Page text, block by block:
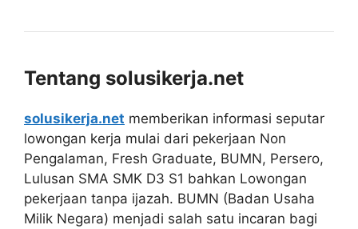
Tentang solusikerja.net
solusikerja.net memberikan informasi seputar
lowongan kerja mulai dari pekerjaan Non
Pengalaman, Fresh Graduate, BUMN, Persero,
Lulusan SMA SMK D3 S1 bahkan Lowongan
pekerjaan tanpa ijazah. BUMN (Badan Usaha
Milik Negara) menjadi salah satu incaran bagi